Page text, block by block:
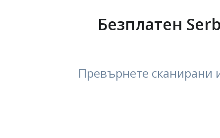
Безплатен
Превърнете сканирани